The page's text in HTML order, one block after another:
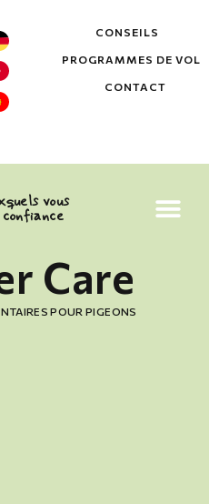
CONSEILS
PROGRAMMES DE VOL
CONTACT
vous
Care
POUR PIGEONS